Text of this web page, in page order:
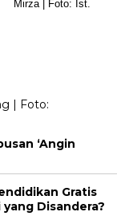
‘Angin
Gratis
Disandera?